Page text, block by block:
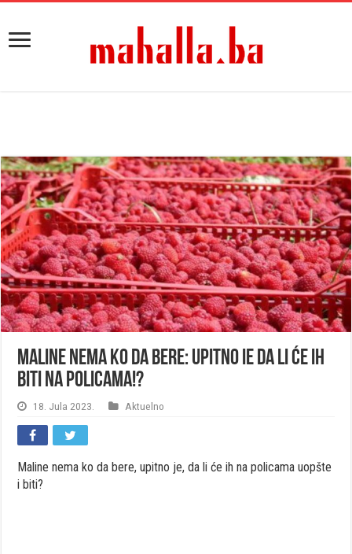
Maline nema ko da bere: Upitno ie da li će ih
biti na policama!?
18. Jula 2023. Aktuelno
Maline nema ko da bere, upitno je, da li će ih na policama uopšte
i biti?